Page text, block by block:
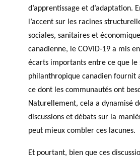
d’apprentissage et d’adaptation.
l’accent sur les racines
sociales, sanitaires et
canadienne, le COVID-19 a mis
écarts importants entre ce que le
philanthropique canadien fournit
ce dont les communautés ont
Naturellement, cela a dynamisé
discussions et débats sur la
peut mieux combler ces lacunes.
Et pourtant, bien que ces